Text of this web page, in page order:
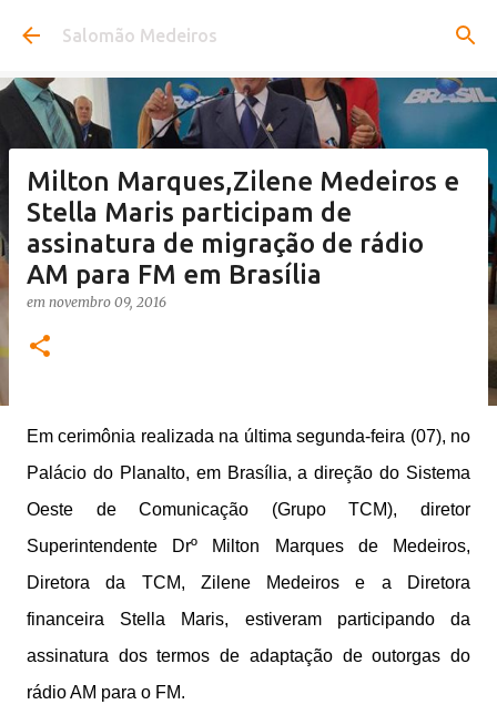
Pular para o conteúdo principal
Salomão Medeiros
Milton Marques,Zilene Medeiros e
Stella Maris participam de
assinatura de migração de rádio
AM para FM em Brasília
em novembro 09, 2016
Em cerimônia realizada na última segunda-feira (07), no
Palácio do Planalto, em Brasília, a direção do Sistema
Oeste de Comunicação (Grupo TCM), diretor
Superintendente Drº Milton Marques de Medeiros,
Diretora da TCM, Zilene Medeiros e a Diretora
financeira Stella Maris, estiveram participando da
assinatura dos termos de adaptação de outorgas do
rádio AM para o FM.